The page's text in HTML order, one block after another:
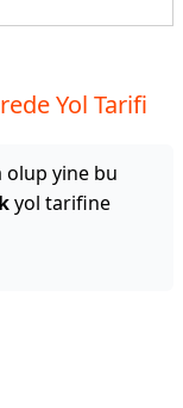
Yol Tarifi
olup yine bu
yol tarifine